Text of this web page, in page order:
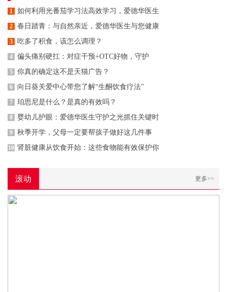
1 如何利用光番茄学习法高效学习，爱德华医生
2 春日踏青：与自然亲近，爱德华医生与您健康
3 吃多了积食，该怎么调理？
4 偏头痛别硬扛：对症干预+OTC好物，守护
5 你真的确定这不是天猫广告？
6 向日葵关爱中心带您了解“生酮饮食疗法”
7 珀思尼是什么？是真的有效吗？
8 婴幼儿护眼：爱德华医生守护之光抓住关键时
9 秋季开学，父母一定要帮孩子做好这几件事
10 肾脏健康从饮食开始：这些食物能有效保护你
滚动 更多>>